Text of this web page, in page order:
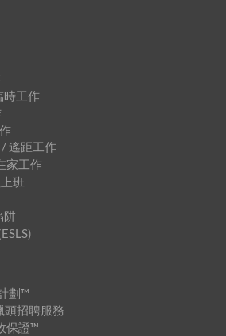
時工作
遙距工作
家工作
班
阱
劃™
頭招聘服務
保證™